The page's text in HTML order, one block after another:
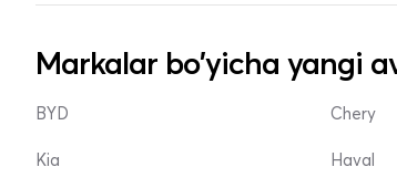
Markalar bo'yicha yangi
BYD
Kia
Chery
Haval